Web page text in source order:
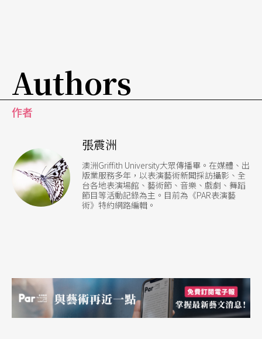
Authors
作者
張震洲
澳洲Griffith University大眾傳播畢。在媒體、出
版業服務多年，以表演藝術新聞採訪攝影、全
台各地表演場館、藝術節、音樂、戲劇、舞蹈
節目等活動記錄為主。目前為《PAR表演藝
術》特約網路編輯。